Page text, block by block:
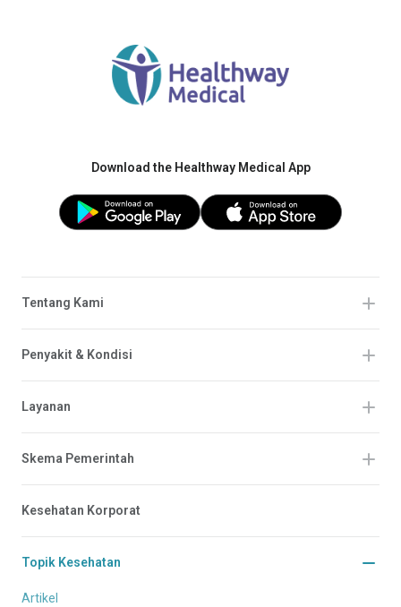
Download the Healthway Medical App
Tentang Kami
Penyakit & Kondisi
Layanan
Skema Pemerintah
Kesehatan Korporat
Topik Kesehatan
Artikel